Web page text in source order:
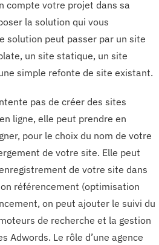
compte votre projet dans sa
la solution qui vous
solution peut passer par un site
un site statique, un site
simple refonte de site existant.
pas de créer des sites
ligne, elle peut prendre en
pour le choix du nom de votre
de votre site. Elle peut
de votre site dans
référencement (optimisation
on peut ajouter le suivi du
de recherche et la gestion
Adwords. Le rôle d’une agence